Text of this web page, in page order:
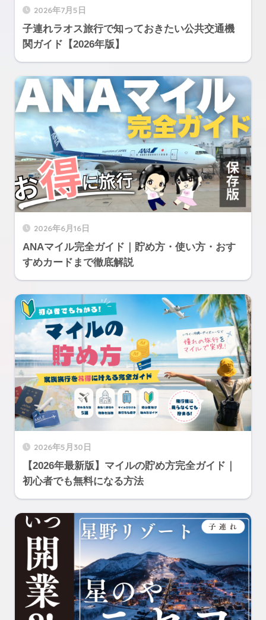
2026年7月5日
子連れラオス旅行で知っておきたい公共交通機
関ガイド【2026年版】
2026年6月16日
ANAマイル完全ガイド｜貯め方・使い方・おす
すめカードまで徹底解説
2026年5月30日
【2026年最新版】マイルの貯め方完全ガイド｜
初心者でも無料になる方法